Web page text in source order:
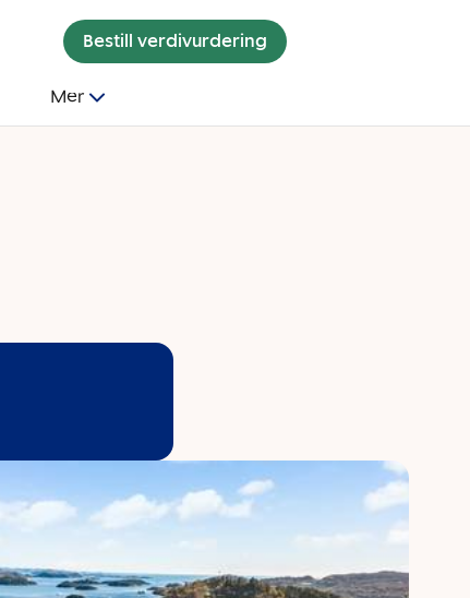
Bestill verdivurdering
Mer